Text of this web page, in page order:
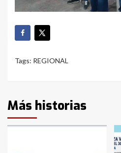
Tags: REGIONAL
Más historias